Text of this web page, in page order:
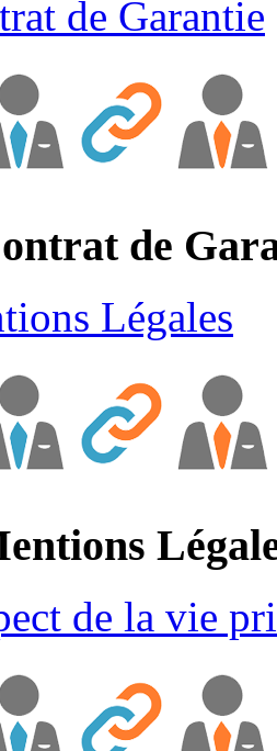
de Garantie
de
Légales
de la vie